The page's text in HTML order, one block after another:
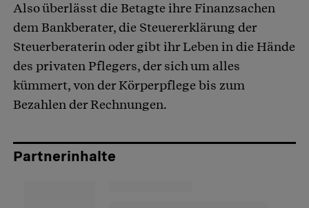
Also überlässt die Betagte ihre Finanzsachen
dem Bankberater, die Steuererklärung der
Steuerberaterin oder gibt ihr Leben in die Hände
des privaten Pflegers, der sich um alles
kümmert, von der Körperpflege bis zum
Bezahlen der Rechnungen.
Partnerinhalte